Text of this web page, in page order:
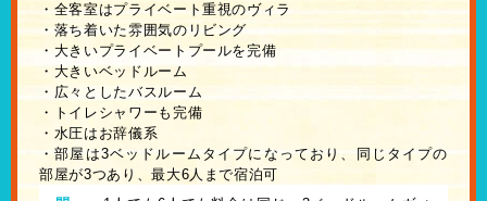
・全客室はプライベート重視のヴィラ
・落ち着いた雰囲気のリビング
・大きいプライベートプールを完備
・大きいベッドルーム
・広々としたバスルーム
・トイレシャワーも完備
・水圧はお辞儀系
・部屋は3ベッドルームタイプになっており、同じタイプの
部屋が3つあり、最大6人まで宿泊可